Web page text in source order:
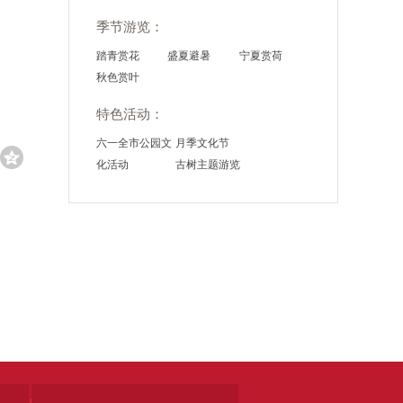
季节游览：
踏青赏花 盛夏避暑
宁夏赏荷
秋色赏叶
特色活动：
六一全市公园文
化活动
月季文化节
古树主题游览